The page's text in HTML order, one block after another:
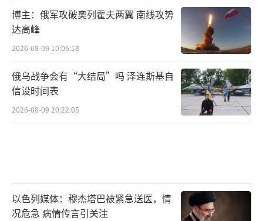
博主：俄军攻破奥列霍夫两翼 南线攻势
达高峰
2026-08-09 10:06:18
俄乌战争会有“大结局”吗 泽连斯基自
信设时间表
2026-08-09 20:22:05
以色列媒体：穆杰塔巴被紧急送医，情
况危急 病情传言引关注